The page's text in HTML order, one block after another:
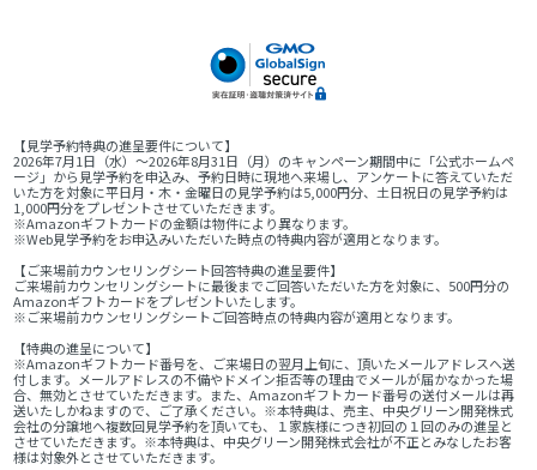
【見学予約特典の進呈要件について】
2026年7月1日（水）～2026年8月31日（月）のキャンペーン期間中に「公式ホームペ
ージ」から見学予約を申込み、予約日時に現地へ来場し、アンケートに答えていただ
いた方を対象に平日月・木・金曜日の見学予約は5,000円分、土日祝日の見学予約は
1,000円分をプレゼントさせていただきます。
※Amazonギフトカードの金額は物件により異なります。
※Web見学予約をお申込みいただいた時点の特典内容が適用となります。
【ご来場前カウンセリングシート回答特典の進呈要件】
ご来場前カウンセリングシートに最後までご回答いただいた方を対象に、500円分の
Amazonギフトカードをプレゼントいたします。
※ご来場前カウンセリングシートご回答時点の特典内容が適用となります。
【特典の進呈について】
※Amazonギフトカード番号を、ご来場日の翌月上旬に、頂いたメールアドレスへ送
付します。メールアドレスの不備やドメイン拒否等の理由でメールが届かなかった場
合、無効とさせていただきます。また、Amazonギフトカード番号の送付メールは再
送いたしかねますので、ご了承ください。※本特典は、売主、中央グリーン開発株式
会社の分譲地へ複数回見学予約を頂いても、１家族様につき初回の１回のみの進呈と
させていただきます。※本特典は、中央グリーン開発株式会社が不正とみなしたお客
様は対象外とさせていただきます。